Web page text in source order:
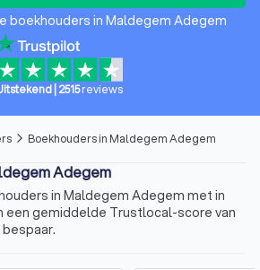
boekhouders in Maldegem Adegem
2515reviews
arrow_forward_ios Boekhouders in Maldegem Adegem
Adegem
in Maldegem Adegem met in
een gemiddelde Trustlocal-score van
bespaar.